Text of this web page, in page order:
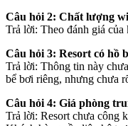
Câu hỏi 2: Chất lượng
Trả lời: Theo đánh giá
Câu hỏi 3: Resort có hồ
Trả lời: Thông tin này
bể bơi riêng, nhưng chưa
Câu hỏi 4: Giá phòng
Trả lời: Resort chưa công